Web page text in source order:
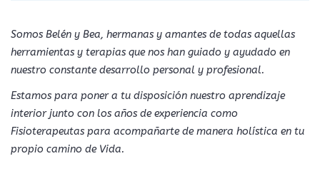
Somos Belén y Bea, hermanas y amantes de todas aquellas
herramientas y terapias que nos han guiado y ayudado en
nuestro constante desarrollo personal y profesional.
Estamos para poner a tu disposición nuestro aprendizaje
interior junto con los años de experiencia como
Fisioterapeutas para acompañarte de manera holística en tu
propio camino de Vida.